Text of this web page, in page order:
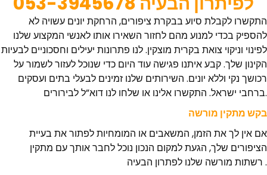
התקשרו לקבלת סיוע בבקרת ציפורים, הרחקת יונים עשויה לא
להספיק בכדי למנוע מהם לחזור השאירו אותו לאנשי המקצוע שלנו
לפינוי וניקוי צואת בקרית מוצקין. לנו פתרונות יעילים וחסכוניים לבעיות
הקינון שלך. קבע איתנו פגישה עוד היום כדי שנוכל לעזור לשמור על
רכושך נקי וללא יונים. השירותים שלנו זמינים לבעלי בתים ועסקים
ברחבי ישראל. התקשרו אלינו או שלחו לנו דוא”ל לבירורים.
בקש מתקין מורשה
אם אין לך את הזמן, המשאבים או המומחיות לפתור את בעיית
הציפורים שלך, הגעת למקום הנכון נוכל לחבר אותך עם מתקין
רשתות מורשה שלנו לפתרון הבעיה .